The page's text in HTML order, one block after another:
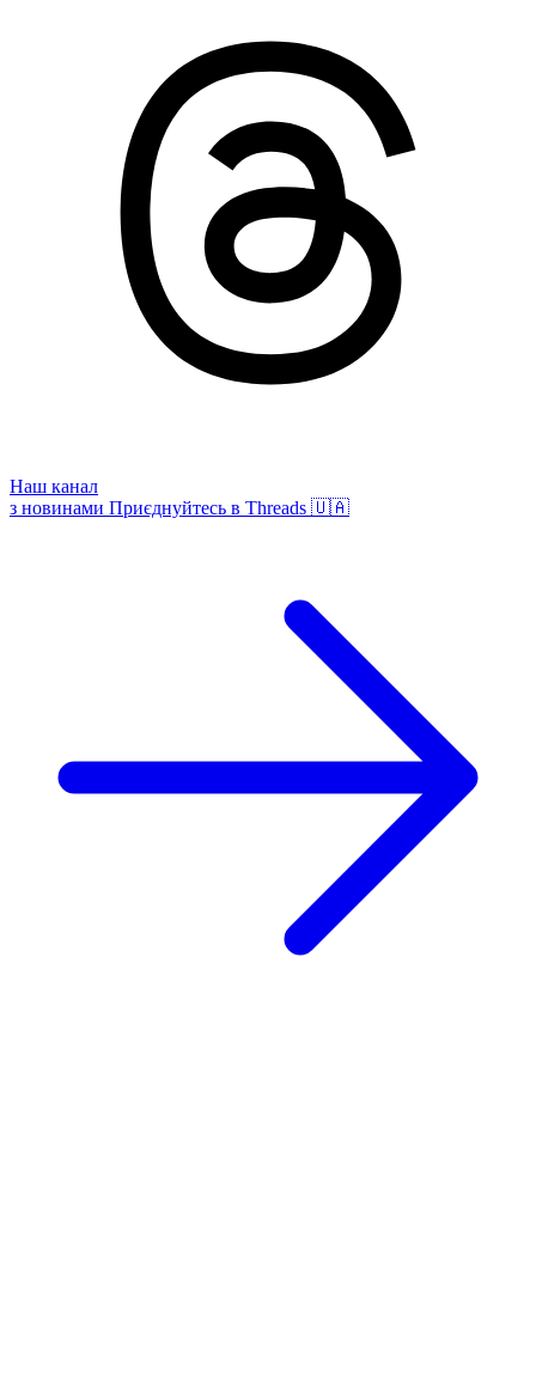
Наш канал
з новинами Приєднуйтесь в Threads 🇺🇦